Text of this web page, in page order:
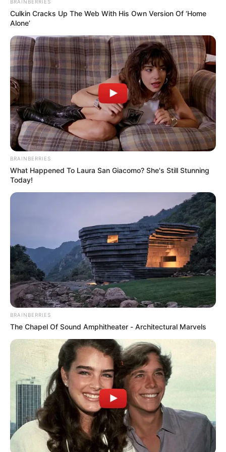
TEMAS RELACIONADOS
MENOR DE EDAD BARRANQUILLA VENENO
MANTÉNGASE EN ALERTA
Tenemos todas las noticias que le
interesan. Para estar bien informado, por
favor, active las notificaciones de Alerta.
ACTIVAR AHORA
POLONUEVO LOS COSTEÑOS
TRANSMETRO
EDUARDO VERANO DE LA ROSA
ALEJANDRO CHAR
SOLEDAD, ATLÁNTICO
LOS PEPES
BRAINBERRIES
Culkin Cracks Up The Web With His Own Version Of ‘Home
Alone’
BRAINBERRIES
What Happened To Laura San Giacomo? She's Still Stunning
Today!
BRAINBERRIES
The Chapel Of Sound Amphitheater - Architectural Marvels